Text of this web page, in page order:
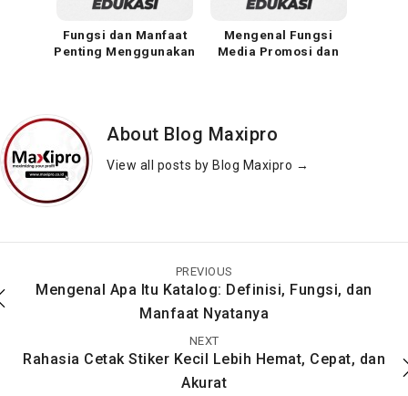
Fungsi dan Manfaat
Penting Menggunakan
Mengenal Fungsi
Media Promosi dan
About Blog Maxipro
View all posts by Blog Maxipro →
PREVIOUS
Mengenal Apa Itu Katalog: Definisi, Fungsi, dan
Manfaat Nyatanya
NEXT
Rahasia Cetak Stiker Kecil Lebih Hemat, Cepat, dan
Akurat